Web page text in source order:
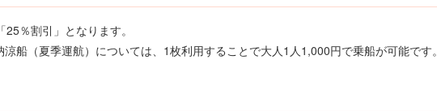
％割引」となります。
船（夏季運航）については、1枚利用することで大人1人1,000円で乗船が可能です。